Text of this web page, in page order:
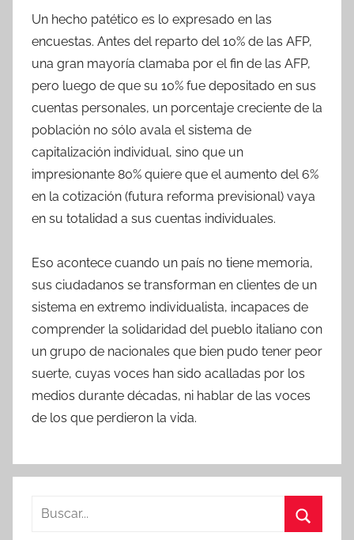
Un hecho patético es lo expresado en las
encuestas. Antes del reparto del 10% de las AFP,
una gran mayoría clamaba por el fin de las AFP,
pero luego de que su 10% fue depositado en sus
cuentas personales, un porcentaje creciente de la
población no sólo avala el sistema de
capitalización individual, sino que un
impresionante 80% quiere que el aumento del 6%
en la cotización (futura reforma previsional) vaya
en su totalidad a sus cuentas individuales.
Eso acontece cuando un país no tiene memoria,
sus ciudadanos se transforman en clientes de un
sistema en extremo individualista, incapaces de
comprender la solidaridad del pueblo italiano con
un grupo de nacionales que bien pudo tener peor
suerte, cuyas voces han sido acalladas por los
medios durante décadas, ni hablar de las voces
de los que perdieron la vida.